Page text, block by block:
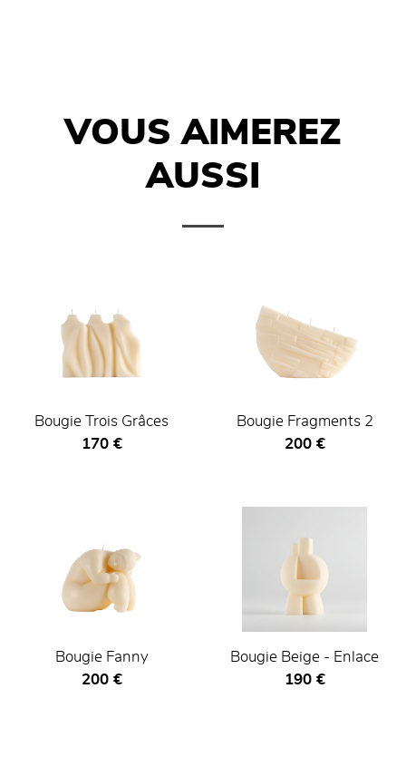
VOUS AIMEREZ
AUSSI
Bougie Trois Grâces
Prix ​​actuel
170 €
Bougie Fragments 2
Prix ​​actuel
200 €
Bougie Fanny
Prix ​​actuel
200 €
Bougie Beige - Enlace
Prix ​​actuel
190 €